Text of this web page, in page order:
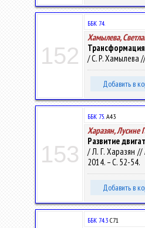
152
ББК 74.
Хамылева,
Трансформация
/ С. Р. Хамылева //
Добавить в
153
ББК 75.А43
Харазян, Лусине
Развитие
/ Л. Г. Харазян
2014. – С. 52-54.
Добавить в
ББК 74.3 С71